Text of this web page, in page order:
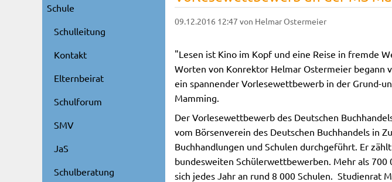
09.12.2016 12:47 von Helmar Ostermeier
"Lesen ist Kino im Kopf und eine Reise in fremde
Worten von Konrektor Helmar Ostermeier begann
ein spannender Vorlesewettbewerb in der Grund-
Mamming.
Der Vorlesewettbewerb des Deutschen
vom Börsenverein des Deutschen Buchhandels in
Buchhandlungen und Schulen durchgeführt. Er
bundesweiten Schülerwettbewerben. Mehr als
sich jedes Jahr an rund 8 000 Schulen. Studienrat
Schule
Schulleitung
Kontakt
Elternbeirat
Schulforum
SMV
JaS
Schulberatung